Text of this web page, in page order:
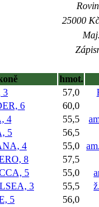
25000
hmot.
3 57,0
6 60,0
4 55,5
5 56,5
4 55,0
8 57,5
5 55,0
3 55,5
5 56,0